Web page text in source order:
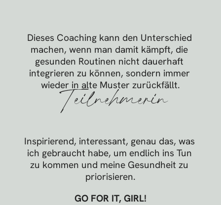
Dieses Coaching kann den Unterschied
machen, wenn man damit kämpft, die
gesunden Routinen nicht dauerhaft
integrieren zu können, sondern immer
wieder in alte Muster zurückfällt.
Teilnehmerin
Inspirierend, interessant, genau das, was
ich gebraucht habe, um endlich ins Tun
zu kommen und meine Gesundheit zu
priorisieren.
GO FOR IT, GIRL!